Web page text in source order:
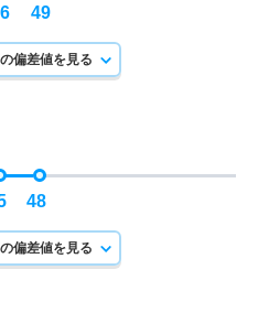
49
偏差値を見る
48
偏差値を見る